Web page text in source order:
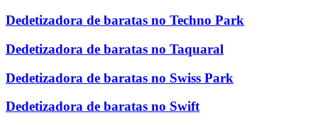
Dedetizadora de baratas no Techno Park
Dedetizadora de baratas no Taquaral
Dedetizadora de baratas no Swiss Park
Dedetizadora de baratas no Swift